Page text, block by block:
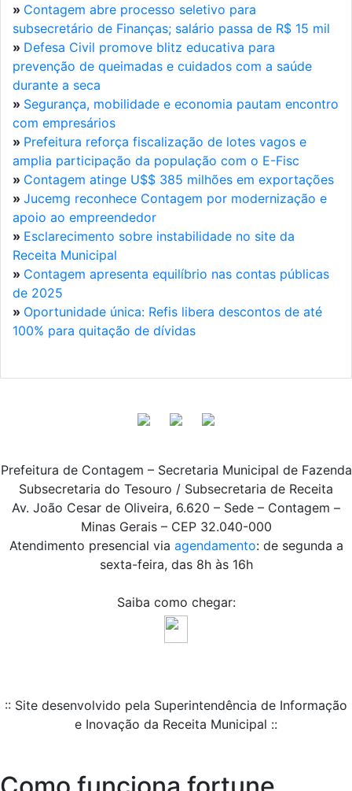
» Contagem abre processo seletivo para
subsecretário de Finanças; salário passa de R$ 15 mil
» Defesa Civil promove blitz educativa para
prevenção de queimadas e cuidados com a saúde
durante a seca
» Segurança, mobilidade e economia pautam encontro
com empresários
» Prefeitura reforça fiscalização de lotes vagos e
amplia participação da população com o E-Fisc
» Contagem atinge U$$ 385 milhões em exportações
» Jucemg reconhece Contagem por modernização e
apoio ao empreendedor
» Esclarecimento sobre instabilidade no site da
Receita Municipal
» Contagem apresenta equilíbrio nas contas públicas
de 2025
» Oportunidade única: Refis libera descontos de até
100% para quitação de dívidas
Prefeitura de Contagem – Secretaria Municipal de Fazenda
Subsecretaria do Tesouro / Subsecretaria de Receita
Av. João Cesar de Oliveira, 6.620 – Sede – Contagem –
Minas Gerais – CEP 32.040-000
Atendimento presencial via agendamento: de segunda a
sexta-feira, das 8h às 16h
Saiba como chegar:
:: Site desenvolvido pela Superintendência de Informação
e Inovação da Receita Municipal ::